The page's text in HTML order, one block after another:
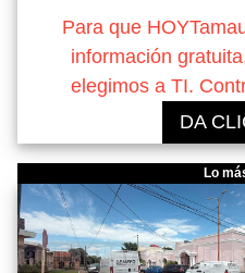
Para que
información
elegimos a TI.
DA
Lo